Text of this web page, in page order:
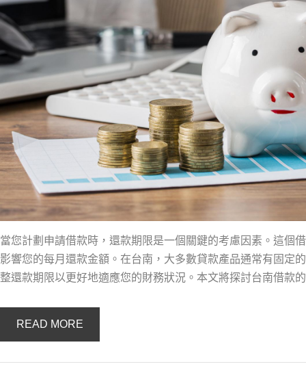
當您計劃申請借款時，還款期限是一個關鍵的考慮因素。這個
影響您的每月還款金額。在台南，大多數貸款產品通常有固定
整還款期限以更好地適應您的財務狀況。本文將探討台南借款
READ MORE